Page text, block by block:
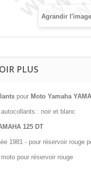
Agrandir l'image
PLUS
pour Moto Yamaha
: noir et blanc
125 DT
1981 - pour réservoir rouge
pour réservoir rouge